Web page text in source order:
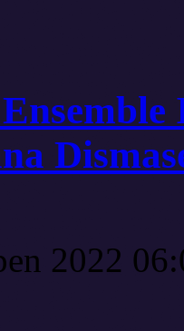
2022